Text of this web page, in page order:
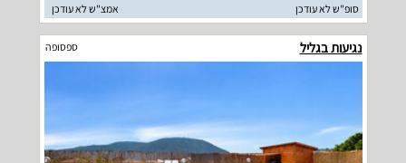
סופ"ש לא עודכן
אמצ"ש לא עודכן
נגיעות בגליל ספסופה